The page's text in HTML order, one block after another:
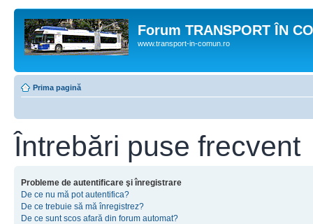
Forum TRANSPORT ÎN
www.transport-in-comun.ro
Prima pagină
Întrebări puse frecvent
Probleme de autentificare şi înregistrare
De ce nu mă pot autentifica?
De ce trebuie să mă înregistrez?
De ce sunt scos afară din forum automat?